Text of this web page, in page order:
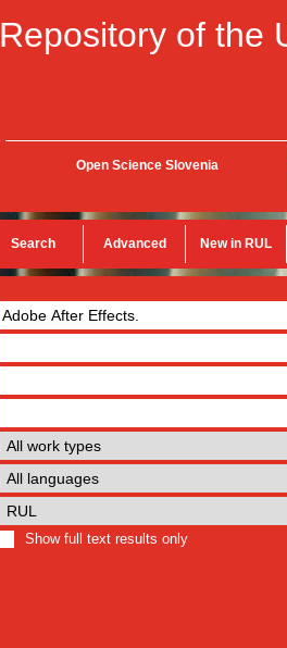
Repository of the
Open Science Slovenia
Search Advanced New in RUL
Show full text results only